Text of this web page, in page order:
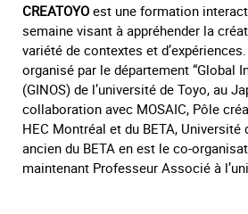
CREATOYO est une formation
semaine visant à appréhender la
variété de contextes et
organisé par le département “Global
(GINOS) de l’université de Toyo, au
collaboration avec MOSAIC, Pôle
HEC Montréal et du BETA, Université
ancien du BETA en est le co-
maintenant Professeur Associé à